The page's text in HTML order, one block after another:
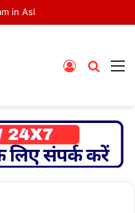
Search
Log